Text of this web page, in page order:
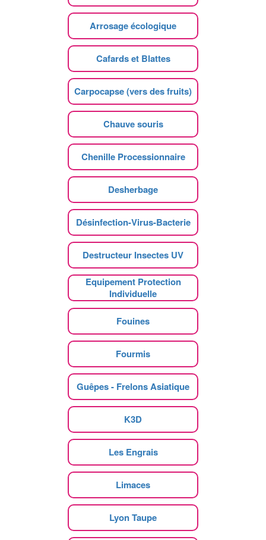
Arrosage écologique
Cafards et Blattes
Carpocapse (vers des fruits)
Chauve souris
Chenille Processionnaire
Desherbage
Désinfection-Virus-Bacterie
Destructeur Insectes UV
Equipement Protection
Individuelle
Fouines
Fourmis
Guêpes - Frelons Asiatique
K3D
Les Engrais
Limaces
Lyon Taupe